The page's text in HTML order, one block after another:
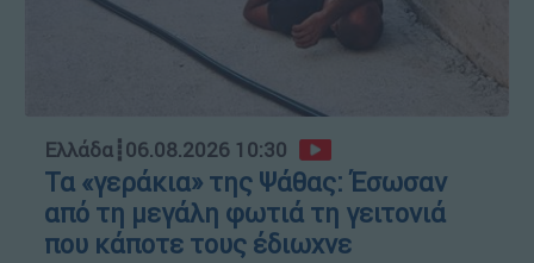
Ελλάδα┋06.08.2026 10:30
Τα «γεράκια» της Ψάθας: Έσωσαν
από τη μεγάλη φωτιά τη γειτονιά
που κάποτε τους έδιωχνε